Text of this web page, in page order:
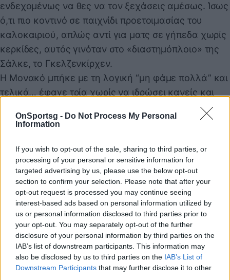
OnSportsg - Do Not Process My Personal
Information
If you wish to opt-out of the sale, sharing to third parties, or
processing of your personal or sensitive information for
targeted advertising by us, please use the below opt-out
section to confirm your selection. Please note that after your
opt-out request is processed you may continue seeing
interest-based ads based on personal information utilized by
us or personal information disclosed to third parties prior to
your opt-out. You may separately opt-out of the further
disclosure of your personal information by third parties on the
IAB’s list of downstream participants. This information may
also be disclosed by us to third parties on the IAB’s List of
Downstream Participants that may further disclose it to other
ενδεχομένως να θες να τον ξεχάσεις αμέσως. Ίσως
ό,τι πιο κοντινό σε παιχνίδι προετοιμασίας του
καλοκαιριού, απλώς αντί για ματς σε γήπεδα χωρίς
κερκίδες, αυτός γινόταν στο «διαστημόπλοιο» της
Σάλκε, το Γκελζενκίρχεν.
Η Μονακό μπήκε με τη λογική “μη φάμε πολλά” και
τελικά… έφαγε τρία χωρίς να ιδρώσει κανείς και
βασικός. Ούτε και αυτό δεν το θυμάσαι, φαντάσου.
Ρεάλ Μαδρίτης–Λίβερπουλ1-0 (2022)
Η Λίβερπουλ έκανε 200 τελικές, ο Κουρτουά έπιανε
μέχρι και τις σκέψεις των παικτών, αλλά σαν